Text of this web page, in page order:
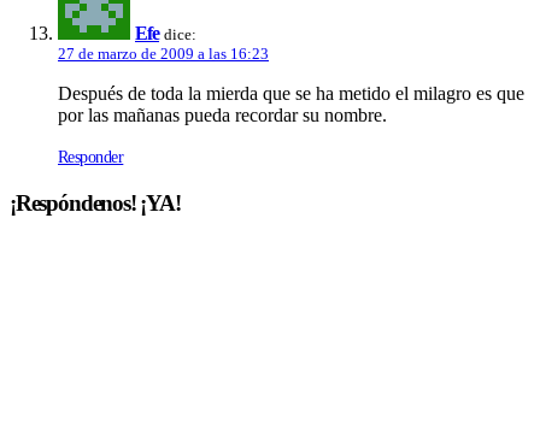
Efe dice:
27 de marzo de 2009 a las 16:23
Después de toda la mierda que se ha metido el milagro es que
por las mañanas pueda recordar su nombre.
Responder
¡Respóndenos! ¡YA!